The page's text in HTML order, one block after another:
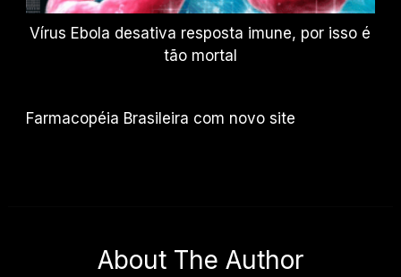
Vírus Ebola desativa resposta imune, por isso é
tão mortal
Farmacopéia Brasileira com novo site
About The Author